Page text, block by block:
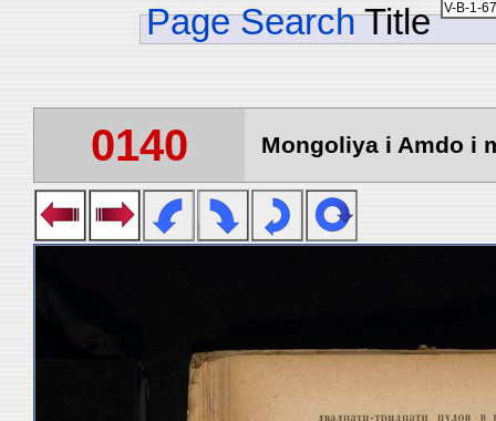
Page Search Title
0140 Mongoliya i Amdo i